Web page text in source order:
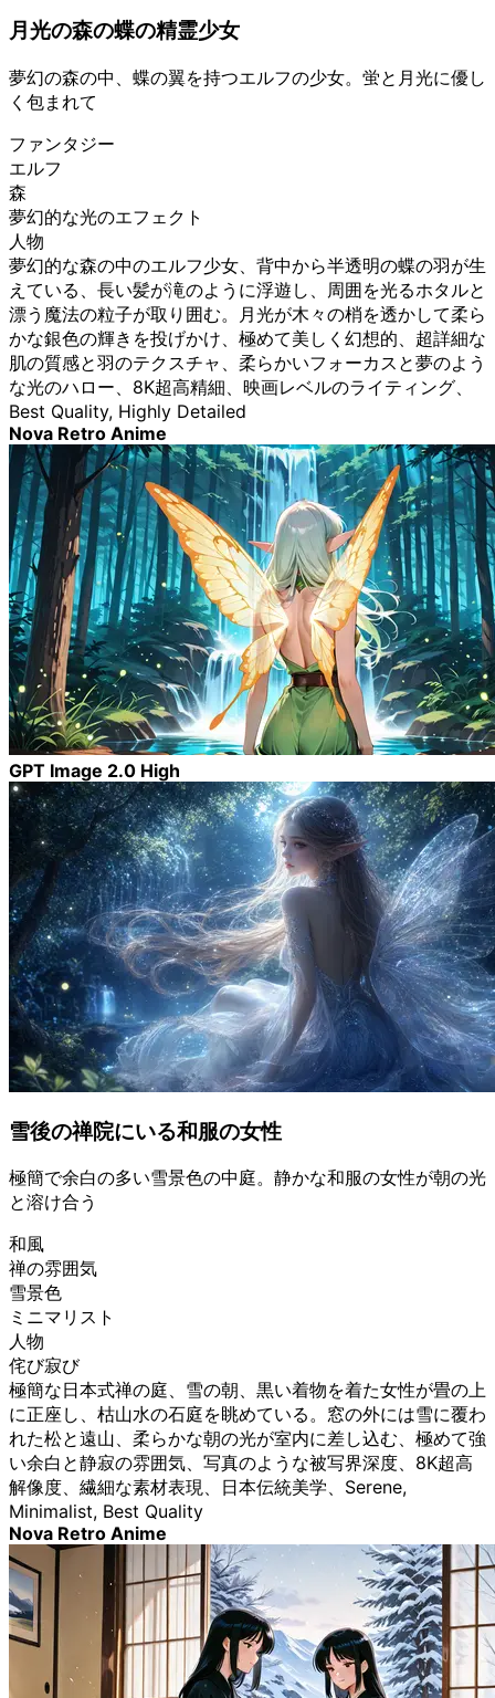
月光の森の蝶の精霊少女
夢幻の森の中、蝶の翼を持つエルフの少女。蛍と月光に優し
く包まれて
ファンタジー
エルフ
森
夢幻的な光のエフェクト
人物
夢幻的な森の中のエルフ少女、背中から半透明の蝶の羽が生
えている、長い髪が滝のように浮遊し、周囲を光るホタルと
漂う魔法の粒子が取り囲む。月光が木々の梢を透かして柔ら
かな銀色の輝きを投げかけ、極めて美しく幻想的、超詳細な
肌の質感と羽のテクスチャ、柔らかいフォーカスと夢のよう
な光のハロー、8K超高精細、映画レベルのライティング、
Best Quality, Highly Detailed
Nova Retro Anime
GPT Image 2.0 High
雪後の禅院にいる和服の女性
極簡で余白の多い雪景色の中庭。静かな和服の女性が朝の光
と溶け合う
和風
禅の雰囲気
雪景色
ミニマリスト
人物
侘び寂び
極簡な日本式禅の庭、雪の朝、黒い着物を着た女性が畳の上
に正座し、枯山水の石庭を眺めている。窓の外には雪に覆わ
れた松と遠山、柔らかな朝の光が室内に差し込む、極めて強
い余白と静寂の雰囲気、写真のような被写界深度、8K超高
解像度、繊細な素材表現、日本伝統美学、Serene,
Minimalist, Best Quality
Nova Retro Anime